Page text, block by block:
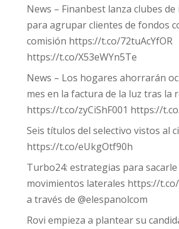
News – Finanbest lanza clubes
para agrupar clientes de fondos
comisión https://t.co/72tuAcYfOR
https://t.co/X53eWYn5Te
News – Los hogares ahorrarán
mes en la factura de la luz tras la
https://t.co/zyCiShF001 https://
Seis títulos del selectivo vistos al
https://t.co/eUkgOtf90h
Turbo24: estrategias para
movimientos laterales https://
a través de @elespanolcom
Rovi empieza a plantear su